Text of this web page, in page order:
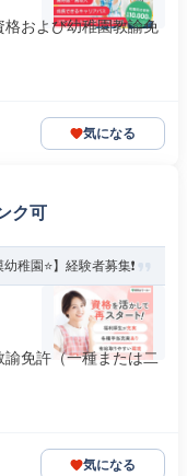
および幼稚園教諭免
気になる
ク可
稚園⭐】経験者募集❗️
免許（一種または二
気になる